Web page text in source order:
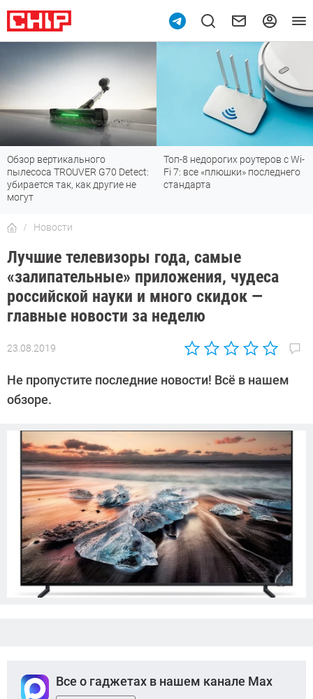
вертикального
TROUVER G70 Detect:
так, как другие не
Топ-8 недорогих роутеров с Wi-
Fi 7: все «плюшки» последнего
стандарта
7
Новости
Лучшие телевизоры года, самые
«залипательные» приложения, чудеса
российской науки и много скидок —
главные новости за неделю
23.08.2019
Автор:
Кошик
Не пропустите последние новости! Всё в нашем
обзоре.
Все о гаджетах в нашем канале Max